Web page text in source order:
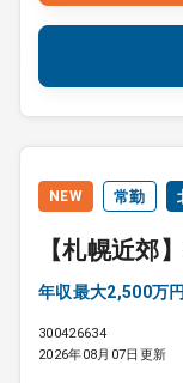
NEW 常勤
【札幌近郊
年収最大2,500万
300426634
2026年08月07日更新